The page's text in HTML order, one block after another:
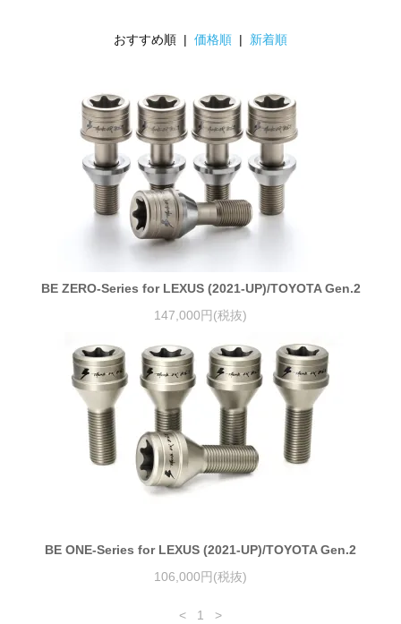
おすすめ順 | 価格順 | 新着順
BE ZERO-Series for LEXUS (2021-UP)/TOYOTA Gen.2
147,000円(税抜)
BE ONE-Series for LEXUS (2021-UP)/TOYOTA Gen.2
106,000円(税抜)
< 1 >